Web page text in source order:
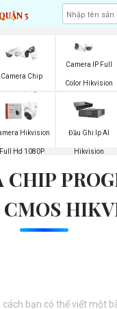
5
Camera Chip
Scan
CMOS Hikvision
Camera IP Full
Color Hikvision
Hikvision
Full Hd 1080P
Đầu Ghi Ip AI
Hikvision
CHIP
CMOS
cách bạn có thể viết một